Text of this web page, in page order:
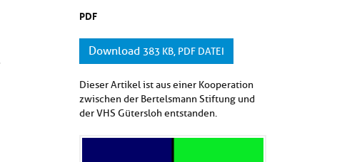
PDF
Download 383 KB, PDF DATEI
Dieser Artikel ist aus einer Kooperation
zwischen der Bertelsmann Stiftung und
der VHS Gütersloh entstanden.